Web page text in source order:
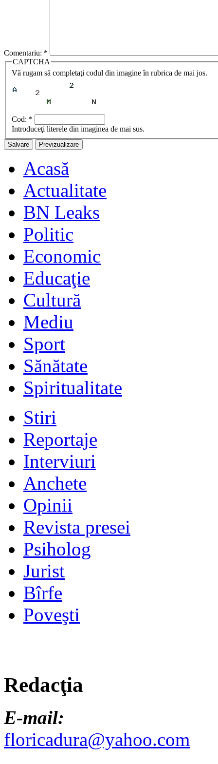
Comentariu: *
CAPTCHA
Vă rugam să completaţi codul din imagine în rubrica de mai jos.
Cod: *
Introduceţi literele din imaginea de mai sus.
Acasă
Actualitate
BN Leaks
Politic
Economic
Educaţie
Cultură
Mediu
Sport
Sănătate
Spiritualitate
Stiri
Reportaje
Interviuri
Anchete
Opinii
Revista presei
Psiholog
Jurist
Bîrfe
Poveşti
Redacţia
E-mail:
floricadura@yahoo.com